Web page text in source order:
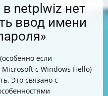
в netplwiz нет
ввод имени
если
Microsoft с Windows Hello)
Это связано с